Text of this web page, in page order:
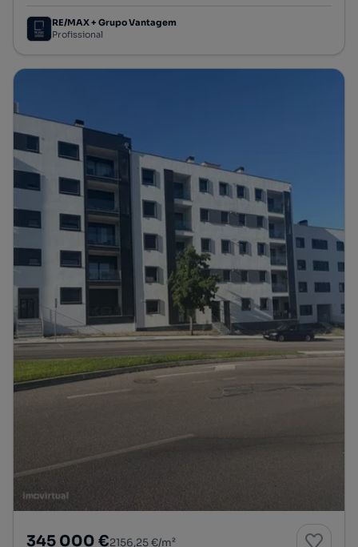
RE/MAX + Grupo Vantagem
Profissional
345 000 €2156,25 €/m²